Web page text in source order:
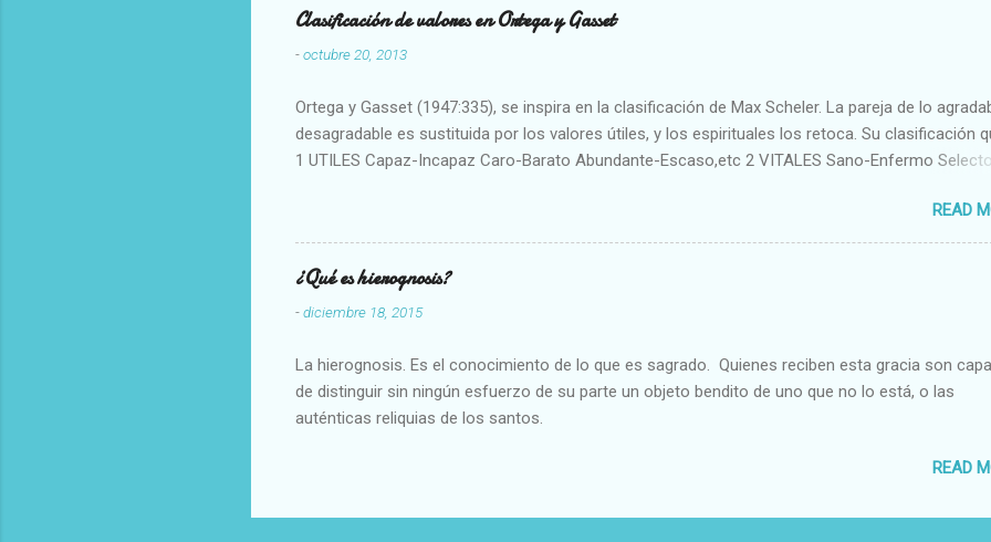
Clasificación de valores en Ortega y Gasset
-octubre 20, 2013
Ortega y Gasset (1947:335), se inspira en la clasificación de Max Scheler. La pareja de lo
desagradable es sustituida por los valores útiles, y los espirituales los retoca. Su clasificación
1 UTILES Capaz-Incapaz Caro-Barato Abundante-Escaso,etc 2 VITALES Sano-Enfermo
Aproximado Evidente-Probable,etc b) Morales Bueno-malo Bondadoso-malvado Justo-Injusto
Escrupuloso-Relajado Leal-Desleal,etc. d) Estéticos Bello-Feo Gracioso-Tosco Elegante-
Armonioso-Inarmonioso 4 RELIGIOSOS Santo-Pr...
READ
¿Qué es hierognosis?
-diciembre 18, 2015
La hierognosis. Es el conocimiento de lo que es sagrado. Quienes reciben esta gracia son
de distinguir sin ningún esfuerzo de su parte un objeto bendito de uno que no lo está, o las
auténticas reliquias de los santos.
READ